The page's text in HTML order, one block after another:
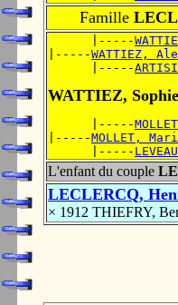
Famille
      |-----
|-----WATTIEZ,
      |-----
WATTIEZ, Sophie
      |-----
|-----MOLLET,
      |-----
L'enfant du couple
LECLERCQ,
× 1912 THIEFRY,